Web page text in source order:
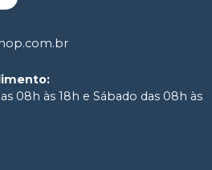
:
08h às 18h e Sábado das 08h às